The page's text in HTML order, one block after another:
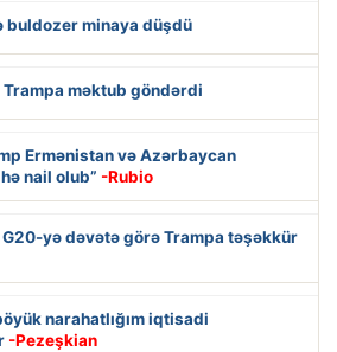
buldozer minaya düşdü
məktub göndərdi
Ermənistan və Azərbaycan
nail olub” -Rubio
yə dəvətə görə Trampa təşəkkür
narahatlığım iqtisadi
-Pezeşkian